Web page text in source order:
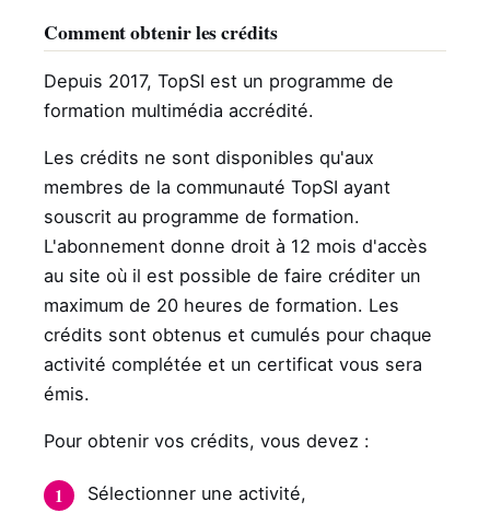
Comment obtenir les crédits
Depuis 2017, TopSI est un programme de
formation multimédia accrédité.
Les crédits ne sont disponibles qu'aux
membres de la communauté TopSI ayant
souscrit au programme de formation.
L'abonnement donne droit à 12 mois d'accès
au site où il est possible de faire créditer un
maximum de 20 heures de formation. Les
crédits sont obtenus et cumulés pour chaque
activité complétée et un certificat vous sera
émis.
Pour obtenir vos crédits, vous devez :
Sélectionner une activité,